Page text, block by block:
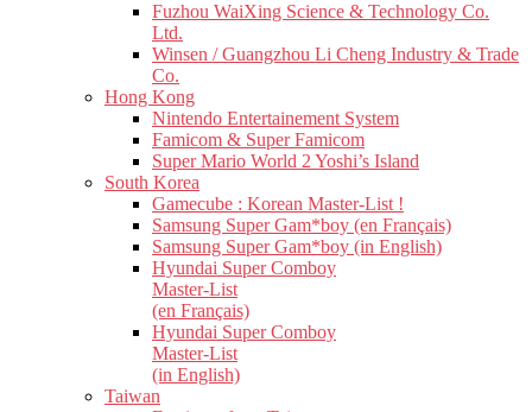
Fuzhou WaiXing Science & Technology Co.
Ltd.
Winsen / Guangzhou Li Cheng Industry & Trade
Co.
Hong Kong
Nintendo Entertainement System
Famicom & Super Famicom
Super Mario World 2 Yoshi’s Island
South Korea
Gamecube : Korean Master-List !
Samsung Super Gam*boy (en Français)
Samsung Super Gam*boy (in English)
Hyundai Super Comboy
Master-List
(en Français)
Hyundai Super Comboy
Master-List
(in English)
Taiwan